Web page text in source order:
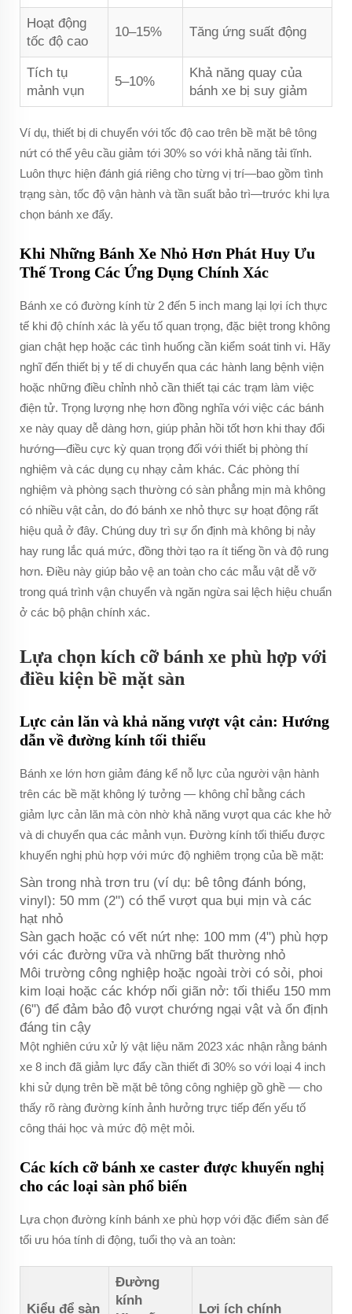
Hoạt động
tốc độ cao
10–15% Tăng ứng suất động
Tích tụ
mảnh vụn
5–10%
Khả năng quay của
bánh xe bị suy giảm
Ví dụ, thiết bị di chuyển với tốc độ cao trên bề mặt bê tông
nứt có thể yêu cầu giảm tới 30% so với khả năng tải tĩnh.
Luôn thực hiện đánh giá riêng cho từng vị trí—bao gồm tình
trạng sàn, tốc độ vận hành và tần suất bảo trì—trước khi lựa
chọn bánh xe đẩy.
Khi Những Bánh Xe Nhỏ Hơn Phát Huy Ưu
Thế Trong Các Ứng Dụng Chính Xác
Bánh xe có đường kính từ 2 đến 5 inch mang lại lợi ích thực
tế khi độ chính xác là yếu tố quan trọng, đặc biệt trong không
gian chật hẹp hoặc các tình huống cần kiểm soát tinh vi. Hãy
nghĩ đến thiết bị y tế di chuyển qua các hành lang bệnh viện
hoặc những điều chỉnh nhỏ cần thiết tại các trạm làm việc
điện tử. Trọng lượng nhẹ hơn đồng nghĩa với việc các bánh
xe này quay dễ dàng hơn, giúp phản hồi tốt hơn khi thay đổi
hướng—điều cực kỳ quan trọng đối với thiết bị phòng thí
nghiệm và các dụng cụ nhạy cảm khác. Các phòng thí
nghiệm và phòng sạch thường có sàn phẳng mịn mà không
có nhiều vật cản, do đó bánh xe nhỏ thực sự hoạt động rất
hiệu quả ở đây. Chúng duy trì sự ổn định mà không bị nảy
hay rung lắc quá mức, đồng thời tạo ra ít tiếng ồn và độ rung
hơn. Điều này giúp bảo vệ an toàn cho các mẫu vật dễ vỡ
trong quá trình vận chuyển và ngăn ngừa sai lệch hiệu chuẩn
ở các bộ phận chính xác.
Lựa chọn kích cỡ bánh xe phù hợp với
điều kiện bề mặt sàn
Lực cản lăn và khả năng vượt vật cản: Hướng
dẫn về đường kính tối thiểu
Bánh xe lớn hơn giảm đáng kể nỗ lực của người vận hành
trên các bề mặt không lý tưởng — không chỉ bằng cách
giảm lực cản lăn mà còn nhờ khả năng vượt qua các khe hở
và di chuyển qua các mảnh vụn. Đường kính tối thiểu được
khuyến nghị phù hợp với mức độ nghiêm trọng của bề mặt:
Sàn trong nhà trơn tru (ví dụ: bê tông đánh bóng,
vinyl): 50 mm (2") có thể vượt qua bụi mịn và các
hạt nhỏ
Sàn gạch hoặc có vết nứt nhẹ: 100 mm (4") phù hợp
với các đường vữa và những bất thường nhỏ
Môi trường công nghiệp hoặc ngoài trời có sỏi, phoi
kim loại hoặc các khớp nối giãn nở: tối thiểu 150 mm
(6") để đảm bảo độ vượt chướng ngại vật và ổn định
đáng tin cậy
Một nghiên cứu xử lý vật liệu năm 2023 xác nhận rằng bánh
xe 8 inch đã giảm lực đẩy cần thiết đi 30% so với loại 4 inch
khi sử dụng trên bề mặt bê tông công nghiệp gồ ghề — cho
thấy rõ ràng đường kính ảnh hưởng trực tiếp đến yếu tố
công thái học và mức độ mệt mỏi.
Các kích cỡ bánh xe caster được khuyến nghị
cho các loại sàn phổ biến
Lựa chọn đường kính bánh xe phù hợp với đặc điểm sàn để
tối ưu hóa tính di động, tuổi thọ và an toàn:
Kiểu để sàn
Đường
kính
Lợi ích chính